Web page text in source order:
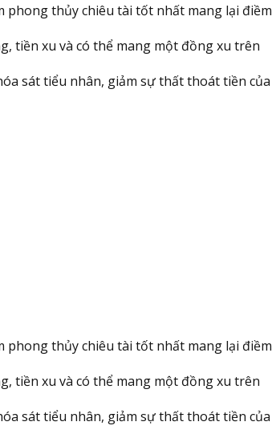
phong thủy chiêu tài tốt nhất mang lại điềm
tiền xu và có thể mang một đồng xu trên
sát tiểu nhân, giảm sự thất thoát tiền của
phong thủy chiêu tài tốt nhất mang lại điềm
tiền xu và có thể mang một đồng xu trên
sát tiểu nhân, giảm sự thất thoát tiền của